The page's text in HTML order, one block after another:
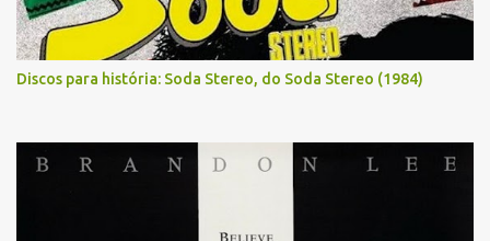
Discos para história: Soda Stereo, do Soda Stereo (1984)